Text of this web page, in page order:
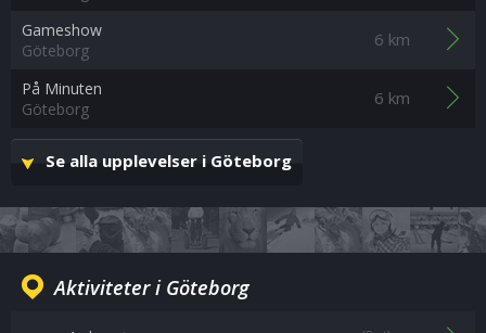
Gameshow
Göteborg
6 km
På Minuten
Göteborg
6 km
Se alla upplevelser i Göteborg
Aktiviteter i Göteborg